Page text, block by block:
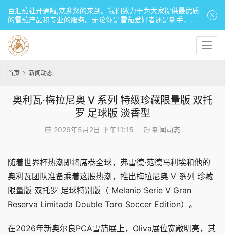
首页 新闻动态
奥利瓦·梅拉尼奥 V 系列 特级珍藏限量版 双托
罗 足球版 淡香型
2026年5月2日 下午11:15 新闻动态
随着世界杯热潮即将席卷全球，弗雷德·范德马利埃和他的
奥利瓦团队准备乘着这股热潮，推出梅拉尼奥 V 系列 珍藏
限量版 双托罗 足球特别版（ Melanio Serie V Gran
Reserva Limitada Double Toro Soccer Edition）。
在2026年新奥尔良PCA雪茄展上，Oliva展位宽敞明亮，其
百汇茄社开通啦,欢迎您的来到。我们致力于为大家提供最优质
的雪茄产品和专业的服务。无论你是雪茄爱好者还是新手，期
待与你一起探索雪茄世界的美味！